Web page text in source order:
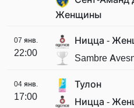
Женщины
07 янв.
22:00
Ницца -
Sambre
04 янв.
17:00
Тулон
Ницца -